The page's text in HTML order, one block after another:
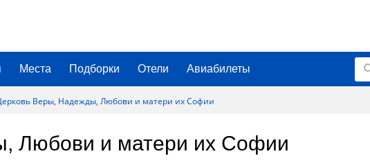
Места Подборки Отели Авиабилеты
Веры, Надежды, Любови и матери их Софии
Любови и матери их Софии